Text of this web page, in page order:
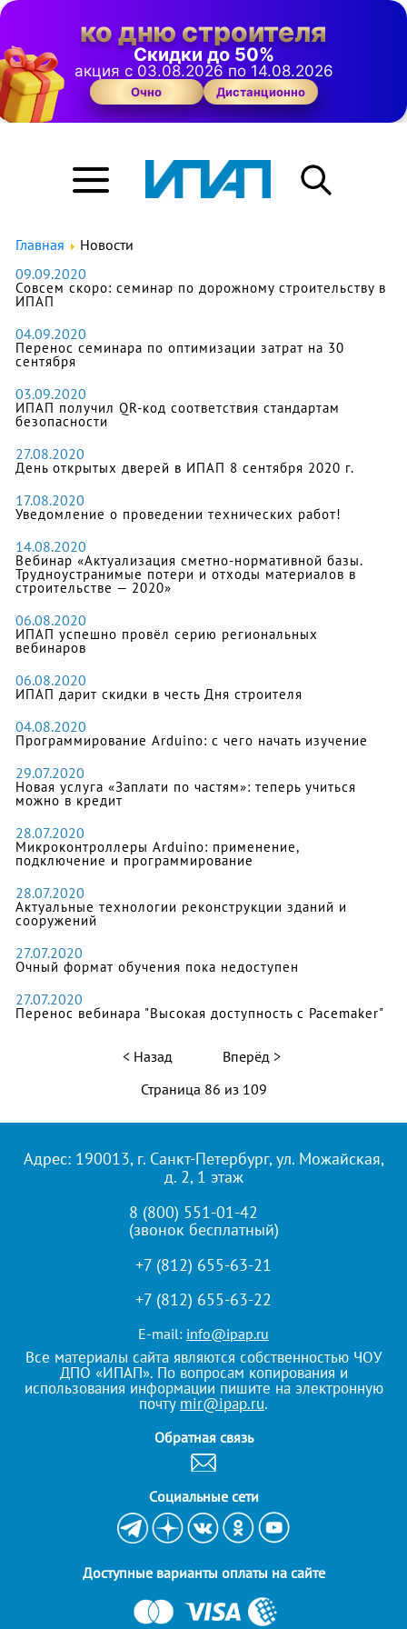
ко дню строителя
Скидки до 50%
акция с 03.08.2026 по 14.08.2026
Очно Дистанционно
Главная
Новости
09.09.2020
Совсем скоро: семинар по дорожному строительству в
ИПАП
04.09.2020
Перенос семинара по оптимизации затрат на 30
сентября
03.09.2020
ИПАП получил QR-код соответствия стандартам
безопасности
27.08.2020
День открытых дверей в ИПАП 8 сентября 2020 г.
17.08.2020
Уведомление о проведении технических работ!
14.08.2020
Вебинар «Актуализация сметно-нормативной базы.
Трудноустранимые потери и отходы материалов в
строительстве — 2020»
06.08.2020
ИПАП успешно провёл серию региональных
вебинаров
06.08.2020
ИПАП дарит скидки в честь Дня строителя
04.08.2020
Программирование Arduino: с чего начать изучение
29.07.2020
Новая услуга «Заплати по частям»: теперь учиться
можно в кредит
28.07.2020
Микроконтроллеры Arduino: применение,
подключение и программирование
28.07.2020
Актуальные технологии реконструкции зданий и
сооружений
27.07.2020
Очный формат обучения пока недоступен
27.07.2020
Перенос вебинара "Высокая доступность с Pacemaker"
Назад
Вперёд
Страница 86 из 109
Адрес: 190013, г. Санкт-Петербург, ул. Можайская,
д. 2, 1 этаж
8 (800) 551-01-42
(звонок бесплатный)
+7 (812) 655-63-21
+7 (812) 655-63-22
E-mail: info@ipap.ru
Все материалы сайта являются собственностью ЧОУ
ДПО «ИПАП». По вопросам копирования и
использования информации пишите на электронную
почту mir@ipap.ru.
Обратная связь
Cоциальные сети
Доступные варианты оплаты на сайте